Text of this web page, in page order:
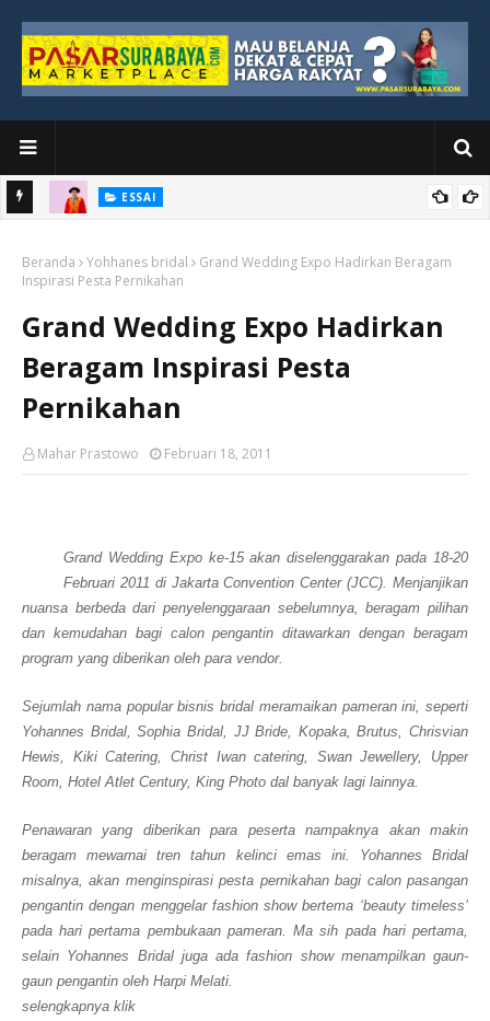
ESSAI
Tidak Berhenti di Panggung Wisuda
Beranda Yohhanes bridal
Grand Wedding Expo Hadirkan Beragam
Inspirasi Pesta Pernikahan
Grand Wedding Expo Hadirkan
Beragam Inspirasi Pesta
Pernikahan
Mahar Prastowo Februari 18, 2011
Grand Wedding Expoke-15 akan diselenggarakan pada 18-20
Februari 2011 di Jakarta Convention Center (JCC). Menjanjikan
nuansa berbeda dari penyelenggaraan sebelumnya, beragam pilihan
dan kemudahan bagi calon pengantin ditawarkan dengan beragam
program yang diberikan oleh para vendor.
Sejumlah nama popular bisnis bridal meramaikan pameran ini, seperti
Yohannes Bridal, Sophia Bridal, JJ Bride, Kopaka, Brutus, Chrisvian
Hewis, Kiki Catering, Christ Iwancatering, Swan Jewellery, Upper
Room, Hotel Atlet Century, King Photo dal banyak lagi lainnya.
Penawaran yang diberikan para peserta nampaknya akan makin
beragam mewarnai tren tahun kelinci emas ini. Yohannes Bridal
misalnya, akan menginspirasi pesta pernikahan bagi calon pasangan
pengantin dengan menggelar fashion showbertema ‘beauty timeless’
pada hari pertama pembukaan pameran. Ma sih pada hari pertama,
selain Yohannes Bridal juga adafashion showmenampilkan gaun-
gaun pengantin oleh Harpi Melati
selengkapnya klik